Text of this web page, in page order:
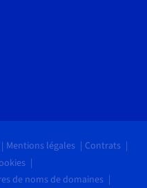
Mentions légales
Contrats
de noms de domaines